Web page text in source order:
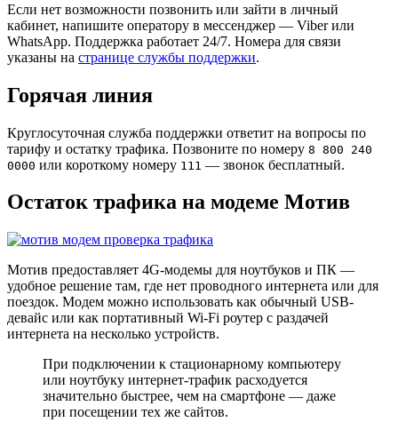
Если нет возможности позвонить или зайти в личный
кабинет, напишите оператору в мессенджер — Viber или
WhatsApp. Поддержка работает 24/7. Номера для связи
указаны на странице службы поддержки.
Горячая линия
Круглосуточная служба поддержки ответит на вопросы по
тарифу и остатку трафика. Позвоните по номеру 8 800 240
0000 или короткому номеру 111 — звонок бесплатный.
Остаток трафика на модеме Мотив
Мотив предоставляет 4G-модемы для ноутбуков и ПК —
удобное решение там, где нет проводного интернета или для
поездок. Модем можно использовать как обычный USB-
девайс или как портативный Wi-Fi роутер с раздачей
интернета на несколько устройств.
При подключении к стационарному компьютеру
или ноутбуку интернет-трафик расходуется
значительно быстрее, чем на смартфоне — даже
при посещении тех же сайтов.